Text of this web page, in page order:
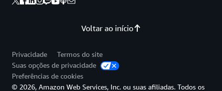
Voltar ao início
Privacidade
Termos do site
Suas opções de privacidade
Preferências de cookies
© 2026, Amazon Web Services, Inc. ou suas afiliadas. Todos os